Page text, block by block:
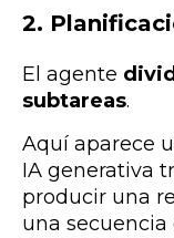
2.
El agente
subtareas.
Aquí aparece
IA generativa
producir una
una secuencia